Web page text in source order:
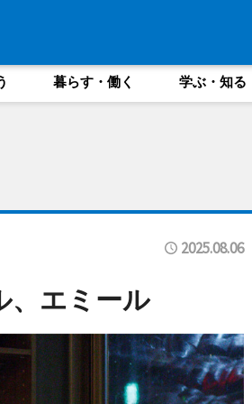
暮らす・働く 学ぶ・知る
2025.08.06
、エミール